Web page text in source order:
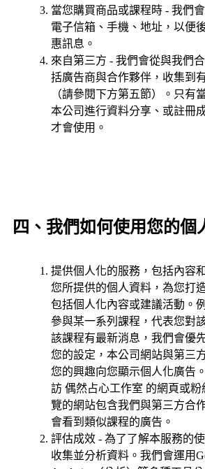
當您購買商品或課程時 - 我們
電子信箱、手機、地址，以便
惠訊息。
來自第三方 - 我們會從與我們
括廣告商與合作夥伴，收集到
（請參閱下方第五節）。只有
本公司進行資料分享、或註冊
才會使用。
四、我們如何使用您的個
提供個人化的服務，包括內容
您所提供的個人資料，為您打
包括個人化內容或建議活動。
參與某一系列課程，代表您對
該課程有最新消息，我們會優
您的設定，本公司網站與第三
您的興趣向您顯示個人化廣告
訪 偶然占心工作室 的網頁或粉
覽的網站包含我們與第三方合
會看到類似課程的廣告。
評估成效 - 為了了解本服務的
收集並分析資料。我們會運用